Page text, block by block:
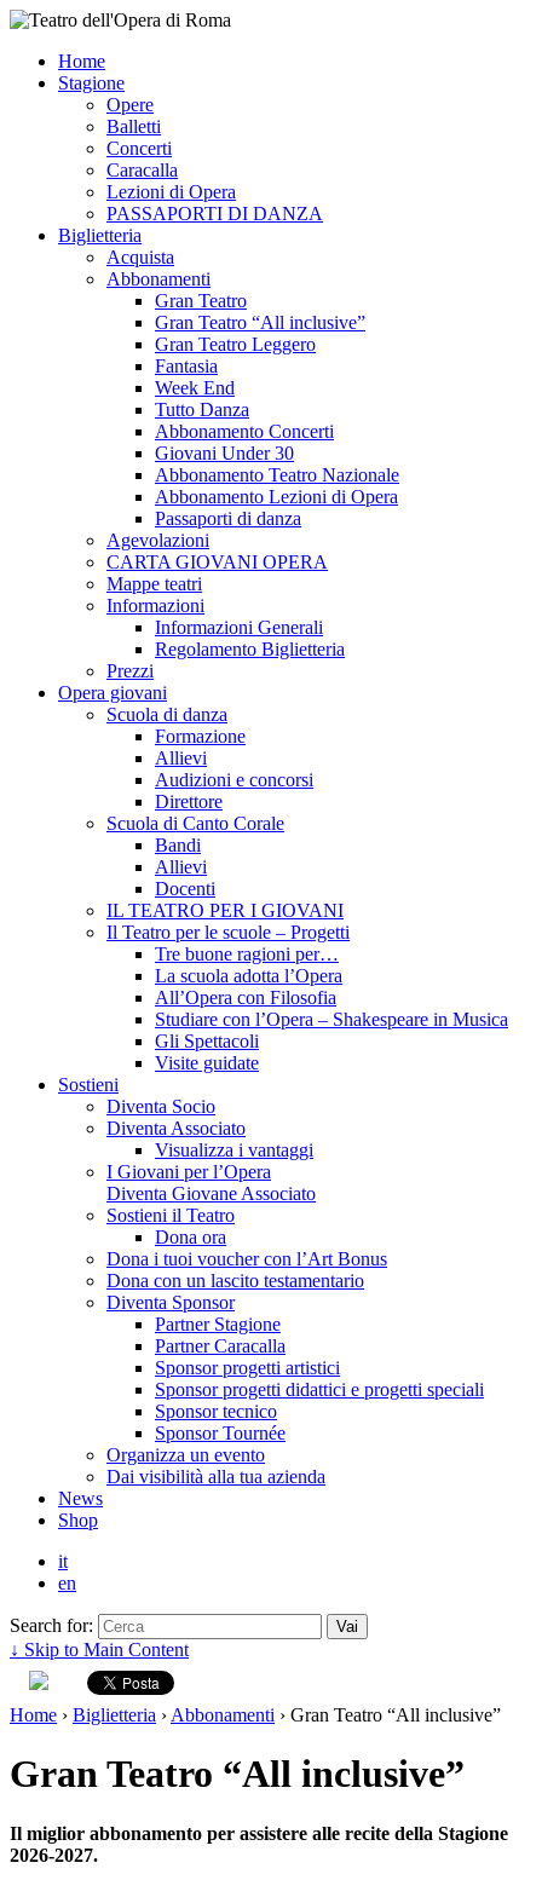
Home
Stagione
Opere
Balletti
Concerti
Caracalla
Lezioni di Opera
PASSAPORTI DI DANZA
Biglietteria
Acquista
Abbonamenti
Gran Teatro
Gran Teatro “All inclusive”
Gran Teatro Leggero
Fantasia
Week End
Tutto Danza
Abbonamento Concerti
Giovani Under 30
Abbonamento Teatro Nazionale
Abbonamento Lezioni di Opera
Passaporti di danza
Agevolazioni
CARTA GIOVANI OPERA
Mappe teatri
Informazioni
Informazioni Generali
Regolamento Biglietteria
Prezzi
Opera giovani
Scuola di danza
Formazione
Allievi
Audizioni e concorsi
Direttore
Scuola di Canto Corale
Bandi
Allievi
Docenti
IL TEATRO PER I GIOVANI
Il Teatro per le scuole – Progetti
Tre buone ragioni per…
La scuola adotta l’Opera
All’Opera con Filosofia
Studiare con l’Opera – Shakespeare in Musica
Gli Spettacoli
Visite guidate
Sostieni
Diventa Socio
Diventa Associato
Visualizza i vantaggi
I Giovani per l’Opera
Diventa Giovane Associato
Sostieni il Teatro
Dona ora
Dona i tuoi voucher con l’Art Bonus
Dona con un lascito testamentario
Diventa Sponsor
Partner Stagione
Partner Caracalla
Sponsor progetti artistici
Sponsor progetti didattici e progetti speciali
Sponsor tecnico
Sponsor Tournée
Organizza un evento
Dai visibilità alla tua azienda
News
Shop
it
en
Search for:
↓ Skip to Main Content
Home › Biglietteria › Abbonamenti › Gran Teatro “All inclusive”
Gran Teatro “All inclusive”
Il miglior abbonamento per assistere alle recite della Stagione
2026-2027.